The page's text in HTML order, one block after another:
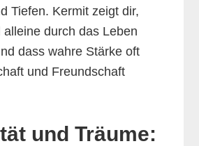
Tiefen. Kermit zeigt dir,
durch das Leben
dass wahre Stärke oft
und Freundschaft
und Träume: